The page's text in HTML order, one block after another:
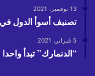
13 نوفمبر، 2021
تصنيف أسوأ الدول في
5 فبراير، 2021
“الدنمارك” تبدأ واحدا من